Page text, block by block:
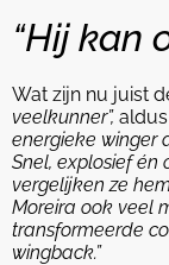
“Hij kan
Wat zijn nu juist
veelkunner”,
energieke winger
Snel, explosief én
vergelijken ze
Moreira ook veel
transformeerde
wingback.”